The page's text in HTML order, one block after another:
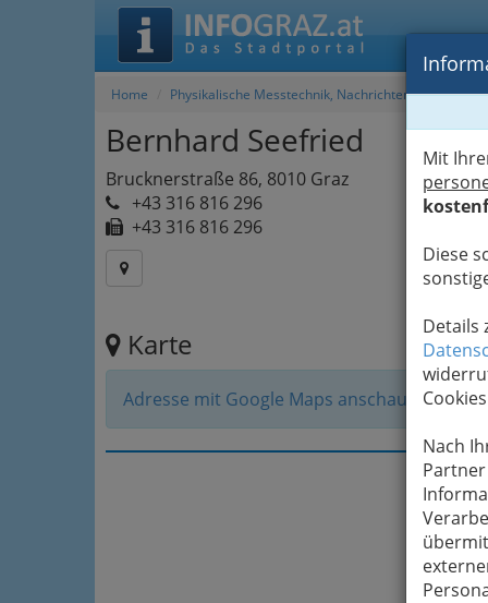
Mit
Diese
Details
Nach
Home Physikalische Messtechnik, Nachrichtentechnik
Bernhard Seefried
Brucknerstraße 86, 8010 Graz
+43 316 816 296
+43 316 816 296
Karte
Adresse mit Google Maps anschauen